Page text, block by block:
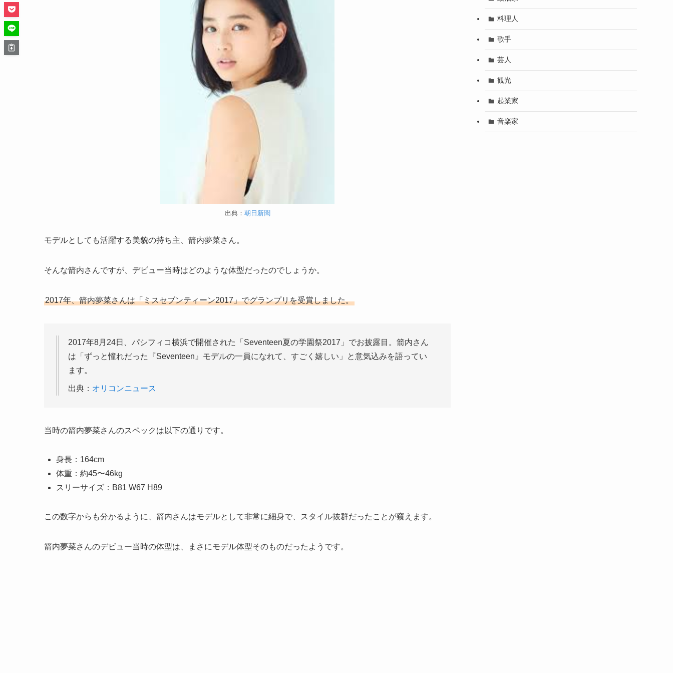
出典： 朝日新聞
モデルとしても活躍する美貌の持ち主、箭内夢菜さん。
そんな箭内さんですが、デビュー当時はどのような体型だったのでしょうか。
2017年、箭内夢菜さんは「ミスセブンティーン2017」でグランプリを受賞しました。
2017年8月24日、パシフィコ横浜で開催された「Seventeen夏の学園祭2017」でお披露目。箭内さん
は「ずっと憧れだった『Seventeen』モデルの一員になれて、すごく嬉しい」と意気込みを語ってい
ます。
出典： オリコンニュース
当時の箭内夢菜さんのスペックは以下の通りです。
身長：164cm
体重：約45〜46kg
スリーサイズ：B81 W67 H89
この数字からも分かるように、箭内さんはモデルとして非常に細身で、スタイル抜群だったことが窺えます。
箭内夢菜さんのデビュー当時の体型は、まさにモデル体型そのものだったようです。
料理人
歌手
芸人
観光
起業家
音楽家